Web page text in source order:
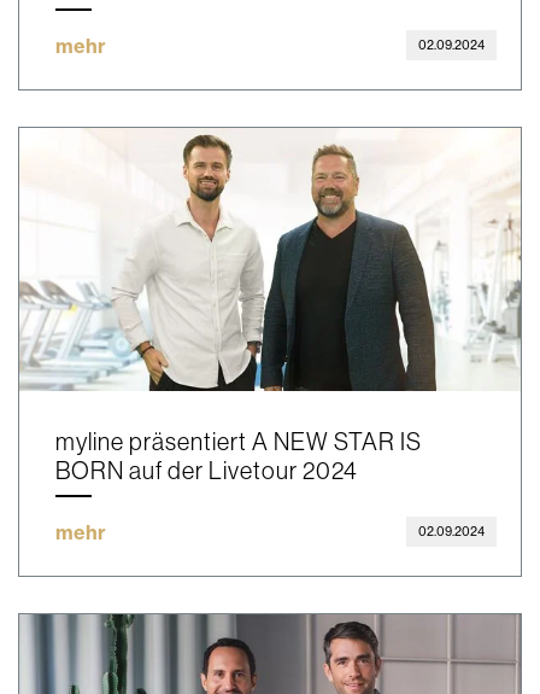
mehr 02.09.2024
myline präsentiert A NEW STAR IS
BORN auf der Livetour 2024
mehr 02.09.2024